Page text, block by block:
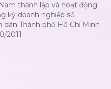
thành lập và hoạt động
ký doanh nghiệp số
dân Thành phố Hồ Chí Minh
2011